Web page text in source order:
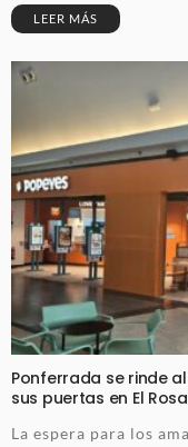
LEER MÁS
Ponferrada se rinde
sus puertas en El
La espera para los